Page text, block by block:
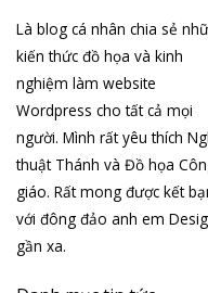
Là blog cá nhân chia sẻ
kiến thức đồ họa và kinh
nghiệm làm website
Wordpress cho tất cả mọi
người. Mình rất yêu thích
thuật Thánh và Đồ họa
giáo. Rất mong được kết
với đông đảo anh em
gần xa.